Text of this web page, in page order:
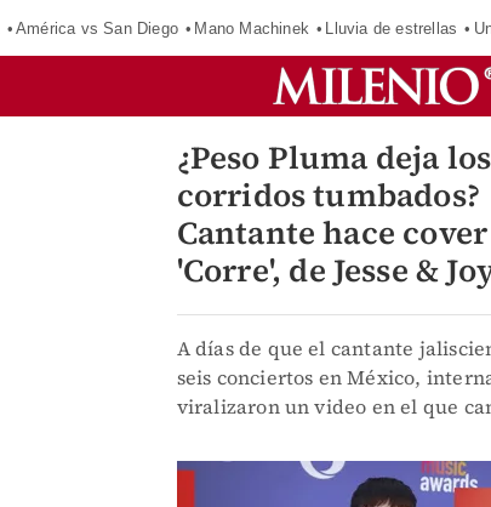
América vs San Diego Mano Machinek Lluvia de estrellas
¿Peso Pluma deja los
corridos tumbados?
Cantante hace
'Corre', de Jesse &
A días de que el cantante
seis conciertos en México,
viralizaron un video en el que